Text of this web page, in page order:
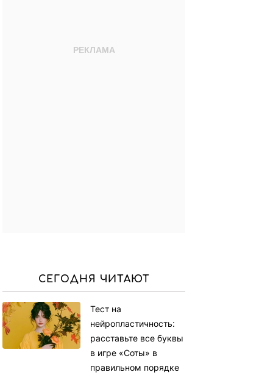
СЕГОДНЯ ЧИТАЮТ
Тест на
нейропластичность:
расставьте все буквы
в игре «Соты» в
правильном порядке